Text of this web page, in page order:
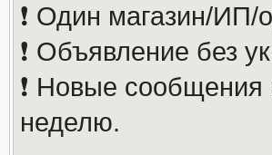
❗️ Один магазин/ИП/
❗️ Объявление без
❗️ Новые
неделю.